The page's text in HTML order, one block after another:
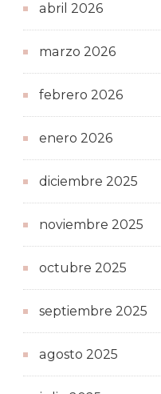
abril 2026
marzo 2026
febrero 2026
enero 2026
diciembre 2025
noviembre 2025
octubre 2025
septiembre 2025
agosto 2025